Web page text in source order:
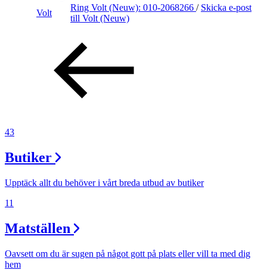
Praktisk information
Lediga jobb
Volt
Ring Volt (Neuw): 010-2068266 / Skicka e-post
till Volt (Neuw)
43
Butiker
Upptäck allt du behöver i vårt breda utbud av butiker
11
Matställen
Oavsett om du är sugen på något gott på plats eller vill ta med dig
hem